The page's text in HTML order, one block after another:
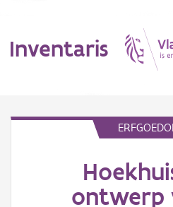
Inventaris
Aanduidingsobjectontwerp